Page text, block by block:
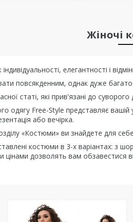
Жіночі
елегантності і
повсякденним, однак дуже багато
статі, які прив'язані до
одягу Free-Style представляє вашій
або вечірка.
«Костюми» ви знайдете для
костюми в 3-х варіантах: з
цінами дозволять вам обзавестися